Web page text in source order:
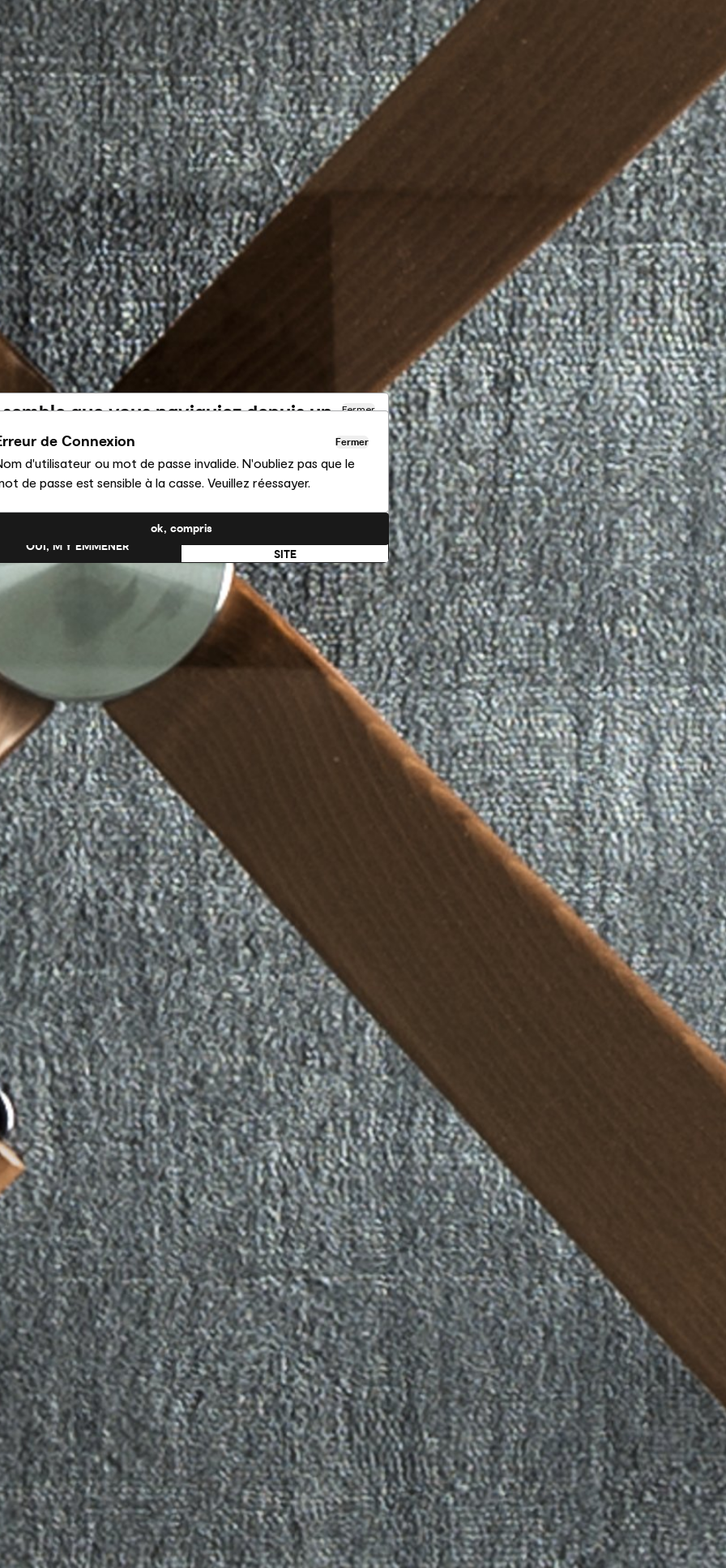
que vous naviguiez depuis un
pays
Fermer
consultez actuellement le site Calligaris pour France.
vous passer au site en États-Unis ?
SITE
OUI, M’Y EMMENER
de Connexion Fermer
d'utilisateur ou mot de passe invalide. N'oubliez pas que le
de passe est sensible à la casse. Veuillez réessayer.
ok, compris